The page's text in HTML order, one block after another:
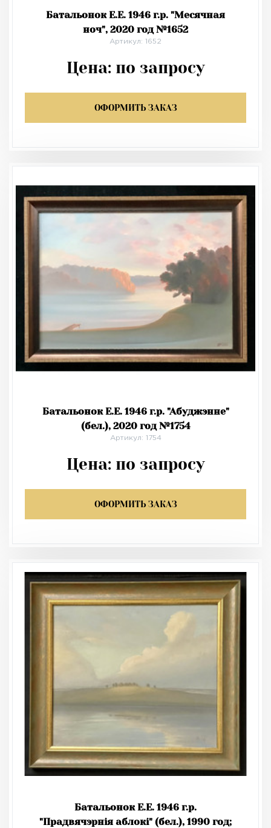
Батальонок Е.Е. 1946 г.р. "Месячная
ноч", 2020 год №1652
Артикул: 1652
Цена: по запросу
ОФОРМИТЬ ЗАКАЗ
Батальонок Е.Е. 1946 г.р. "Абуджэнне"
(бел.), 2020 год №1754
Артикул: 1754
Цена: по запросу
ОФОРМИТЬ ЗАКАЗ
Батальонок Е.Е. 1946 г.р.
"Прадвячэрнiя аблокi" (бел.), 1990 год;